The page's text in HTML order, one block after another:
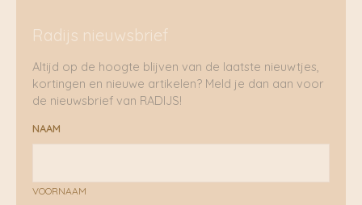
Radijs nieuwsbrief
Altijd op de hoogte blijven van de laatste nieuwtjes,
kortingen en nieuwe artikelen? Meld je dan aan voor
de nieuwsbrief van RADIJS!
NAAM
VOORNAAM